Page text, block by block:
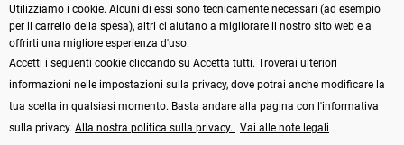
Informazioni
Metodi di pagamento
Utilizziamo i cookie. Alcuni di essi sono tecnicamente necessari (ad esempio
per il carrello della spesa), altri ci aiutano a migliorare il nostro sito web e a
offrirti una migliore esperienza d'uso.
Accetti i seguenti cookie cliccando su Accetta tutti. Troverai ulteriori
informazioni nelle impostazioni sulla privacy, dove potrai anche modificare la
tua scelta in qualsiasi momento. Basta andare alla pagina con l'informativa
sulla privacy. Alla nostra politica sulla privacy. Vai alle note legali